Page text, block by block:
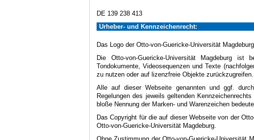
DE 139 238 413
Urheber- und Kennzeichenrecht:
Das Logo der Otto-von-Guericke-Universität
Die Otto-von-Guericke-Universität Magdeburg ist
Tondokumente, Videosequenzen und Texte
zu nutzen oder auf lizenzfreie Objekte zurückzugreifen.
Alle auf dieser Webseite genannten und ggf.
Regelungen des jeweils geltenden
bloße Nennung der Marken- und Warenzeichen
Das Copyright für die auf dieser Webseite von der
Otto-von-Guericke-Universität Magdeburg.